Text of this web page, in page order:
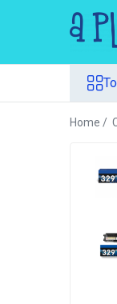
Benzi pentru
Cartuse tonerHome /